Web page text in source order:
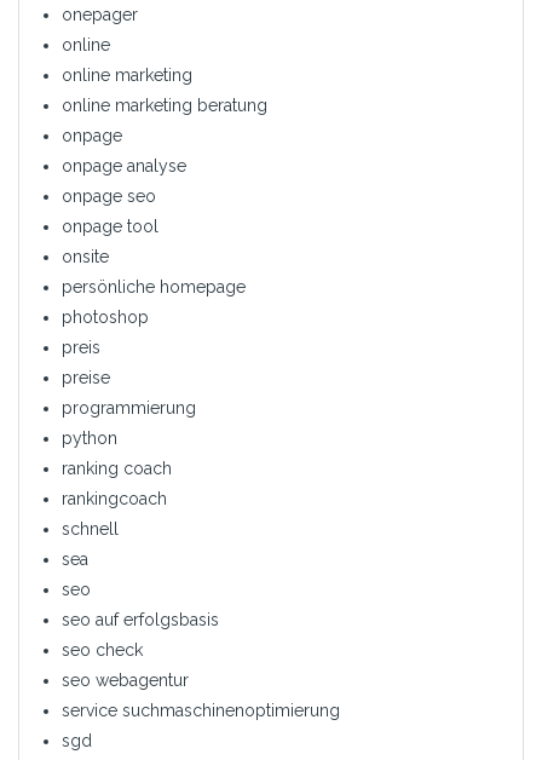
onepager
online
online marketing
online marketing beratung
onpage
onpage analyse
onpage seo
onpage tool
onsite
persönliche homepage
photoshop
preis
preise
programmierung
python
ranking coach
rankingcoach
schnell
sea
seo
seo auf erfolgsbasis
seo check
seo webagentur
service suchmaschinenoptimierung
sgd